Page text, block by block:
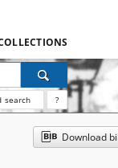
search ?
Download